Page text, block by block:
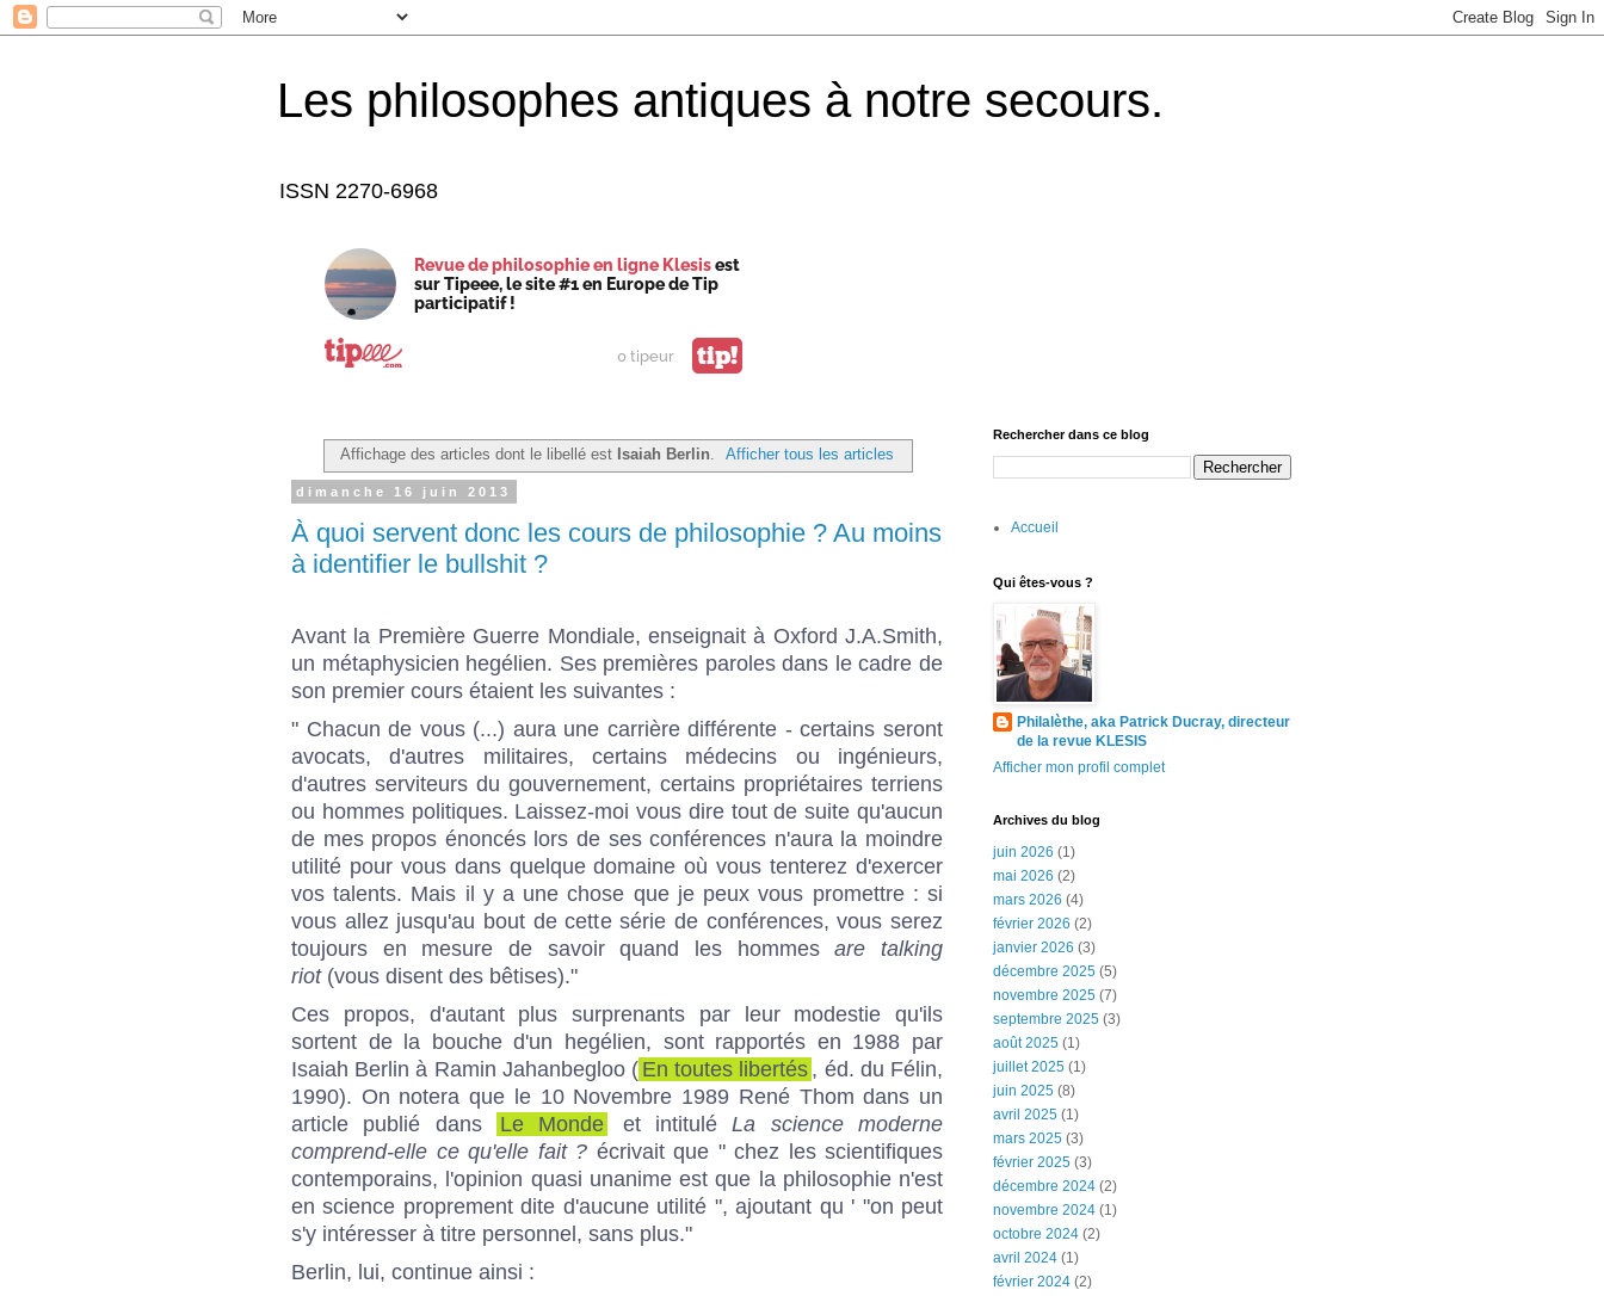
Les philosophes antiques à notre secours.
ISSN 2270-6968
Revue de philosophie en ligne Klesisest
sur Tipeee, le site #1 en Europe de Tip
participatif !
0 tipeur tip!
Affichage des articles dont le libellé est Isaiah Berlin Afficher tous les articles
dimanche 16 juin 2013
À quoi servent donc les cours de philosophie ? Au moins
à identifier le bullshit ?
Avant la Première Guerre Mondiale, enseignait à Oxford J.A.Smith,
un métaphysicien hegélien. Ses premières paroles dans le cadre de
son premier cours étaient les suivantes :
" Chacun de vous (...) aura une carrière différente - certains seront
avocats, d'autres militaires, certains médecins ou ingénieurs,
d'autres serviteurs du gouvernement, certains propriétaires terriens
ou hommes politiques. Laissez-moi vous dire tout de suite qu'aucun
de mes propos énoncés lors de ses conférences n'aura la moindre
utilité pour vous dans quelque domaine où vous tenterez d'exercer
vos talents. Mais il y a une chose que je peux vous promettre : si
vous allez jusqu'au bout de cette série de conférences, vous serez
toujours en mesure de savoir quand les hommesare talking
riot(vous disent des bêtises)."
Ces propos, d'autant plus surprenants par leur modestie qu'ils
sortent de la bouche d'un hegélien, sont rapportés en 1988 par
Isaiah Berlin à Ramin Jahanbegloo ( En toutes libertés , éd. du Félin,
1990). On notera que le 10 Novembre 1989 René Thom dans un
article publié dans
Le Monde et intituléLa science moderne
comprend-elle ce qu'elle fait ? écrivait que " chez les scientifiques
contemporains, l'opinion quasi unanime est que la philosophie n'est
en science proprement dite d'aucune utilité ", ajoutant qu ' "on peut
s'y intéresser à titre personnel, sans plus."
Berlin, lui, continue ainsi :
Rechercher dans ce blog
Accueil
Qui êtes-vous ?
Philalèthe, aka Patrick Ducray, directeur
de la revue KLESIS
Afficher mon profil complet
Archives du blog
juin 2026 (1)
mai 2026 (2)
mars 2026 (4)
février 2026 (2)
janvier 2026 (3)
décembre 2025 (5)
novembre 2025 (7)
septembre 2025 (3)
août 2025 (1)
juillet 2025 (1)
juin 2025 (8)
avril 2025 (1)
mars 2025 (3)
février 2025 (3)
décembre 2024 (2)
novembre 2024 (1)
octobre 2024 (2)
avril 2024 (1)
février 2024 (2)